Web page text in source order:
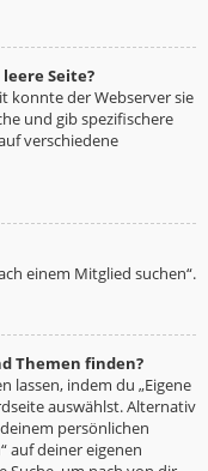
Seite?
konnte der Webserver sie
und gib spezifischere
verschiedene
einem Mitglied suchen“.
Themen finden?
lassen, indem du „Eigene
auswählst. Alternativ
persönlichen
auf deiner eigenen